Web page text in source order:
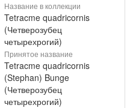
Название в коллекции
Tetracme quadricornis
(Четверозубец
четырехрогий)
Принятое название
Tetracme quadricornis
(Stephan) Bunge
(Четверозубец
четырехрогий)